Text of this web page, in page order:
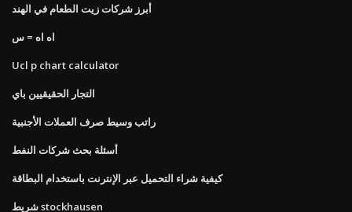
أبرز شركات زيت الطعام في الهند
اه اه = س
Ucl p chart calculator
التجار الحقيقيين باي
راتب وسيط صرف العملات الأجنبية
أسئلة بحث شركات النفط
كيفية شراء التحميل عبر الإنترنت باستخدام البطاقة
شريط stockhausen